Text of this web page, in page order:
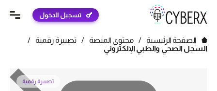
تسجيل الدخول
الصفحة الرئيسية / محتوى المنصة / تصبيرة رقمية
/
السجل الصحي والطبي الإلكتروني
تصبيرة رقمية